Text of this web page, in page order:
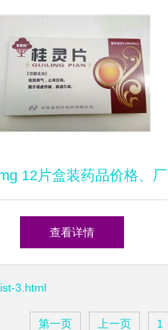
12片盒装药品价格、厂
家、供应与采购批发信息
查看详情
3.html
第一页 上一页 1